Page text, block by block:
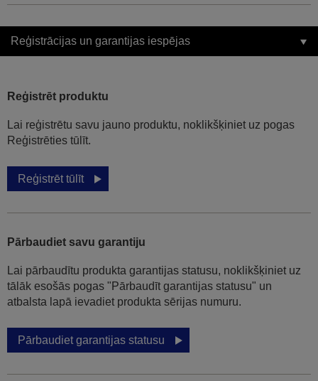
Reģistrācijas un garantijas iespējas
Reģistrēt produktu
Lai reģistrētu savu jauno produktu, noklikšķiniet uz pogas
Reģistrēties tūlīt.
Reģistrēt tūlīt
Pārbaudiet savu garantiju
Lai pārbaudītu produkta garantijas statusu, noklikšķiniet uz
tālāk esošās pogas "Pārbaudīt garantijas statusu" un
atbalsta lapā ievadiet produkta sērijas numuru.
Pārbaudiet garantijas statusu